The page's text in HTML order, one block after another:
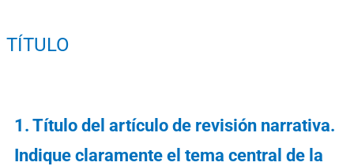
TÍTULO
1. Título del artículo de revisión narrativa.
Indique claramente el tema central de la